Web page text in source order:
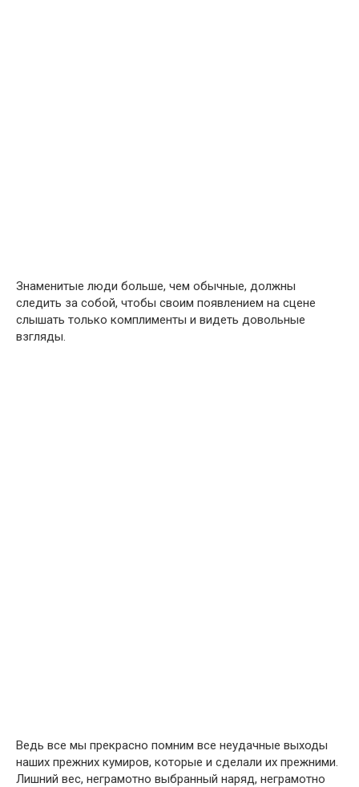
Знаменитые люди больше, чем обычные, должны
следить за собой, чтобы своим появлением на сцене
слышать только комплименты и видеть довольные
взгляды.
Ведь все мы прекрасно помним все неудачные выходы
наших прежних кумиров, которые и сделали их прежними.
Лишний вес, неграмотно выбранный наряд, неграмотно